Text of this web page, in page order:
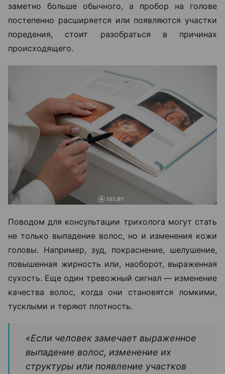
заметно больше обычного, а пробор на голове
постепенно расширяется или появляются участки
поредения, стоит разобраться в причинах
происходящего.
Поводом для консультации трихолога могут стать
не только выпадение волос, но и изменения кожи
головы. Например, зуд, покраснение, шелушение,
повышенная жирность или, наоборот, выраженная
сухость. Еще один тревожный сигнал — изменение
качества волос, когда они становятся ломкими,
тусклыми и теряют плотность.
«Если человек замечает выраженное
выпадение волос, изменение их
структуры или появление участков